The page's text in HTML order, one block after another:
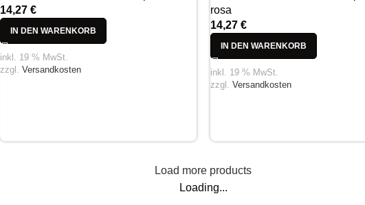
14,27€
IN DEN WARENKORB
inkl. 19 % MwSt.
zzgl.Versandkosten
rosa
14,27 €
IN DEN WARENKORB
inkl. 19 % MwSt.
zzgl. Versandkosten
Load more products
Loading...